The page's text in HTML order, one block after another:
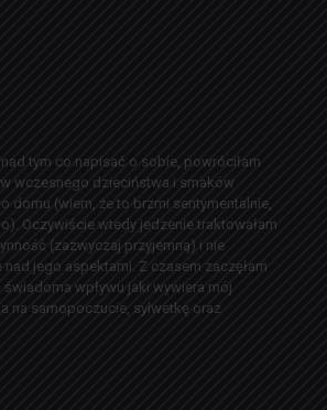
tym co napisać o sobie, powróciłam
wczesnego dzieciństwa i smaków
domu (wiem, że to brzmi sentymentalnie,
Oczywiście wtedy jedzenie traktowałam
(zazwyczaj przyjemną) i nie
nad jego aspektami. Z czasem zaczęłam
wpływu jaki wywiera mój
na samopoczucie, sylwetkę oraz